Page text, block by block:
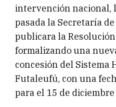
intervención nacional,
pasada la Secretaría
publicara la
formalizando una
concesión del Sistema
Futaleufú, con una
para el 15 de